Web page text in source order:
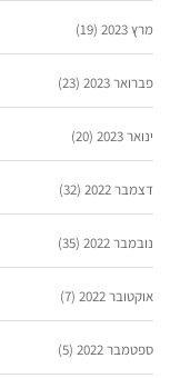
מרץ 2023 (19)
פברואר 2023 (23)
ינואר 2023 (20)
דצמבר 2022 (32)
נובמבר 2022 (35)
אוקטובר 2022 (7)
ספטמבר 2022 (5)